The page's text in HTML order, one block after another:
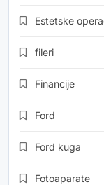
Estetske
fileri
Financije
Ford
Ford kuga
Fotoaparate